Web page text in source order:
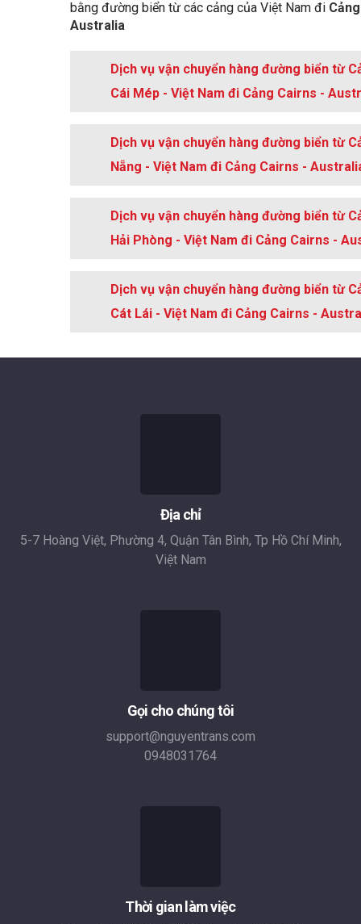
Good
River Natural
Yes
bằng đường biển từ các cảng của Việt Nam đi
Australia
Dịch vụ vận chuyển hàng đường biển từ
Cái Mép - Việt Nam đi Cảng Cairns -
Dịch vụ vận chuyển hàng đường biển từ
Nẵng - Việt Nam đi Cảng Cairns -
Dịch vụ vận chuyển hàng đường biển từ
Hải Phòng - Việt Nam đi Cảng Cairns -
Dịch vụ vận chuyển hàng đường biển từ
Cát Lái - Việt Nam đi Cảng Cairns -
Địa chỉ
5-7 Hoàng Việt, Phường 4, Quận Tân Bình, Tp Hồ Chí Minh,
Việt Nam
Gọi cho chúng tôi
support@nguyentrans.com
0948031764
Thời gian làm việc